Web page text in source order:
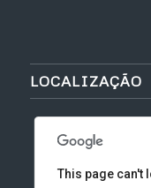
LOCALIZAÇÃO
This page can't